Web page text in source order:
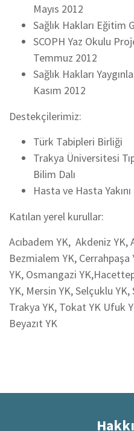
Mayıs 2012
Sağlık Hakları Eğitim
SCOPH Yaz Okulu
Temmuz 2012
Sağlık Hakları
Kasım 2012
Destekçilerimiz:
Türk Tabipleri Birliği
Trakya Üniversitesi
Bilim Dalı
Hasta ve Hasta
Katılan yerel kurullar:
Acıbadem YK, Akdeniz YK,
Bezmialem YK, Cerrahpaşa
YK, Osmangazi
YK, Mersin YK, Selçuklu
Trakya YK, Tokat YK Ufuk
Beyazıt YK